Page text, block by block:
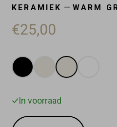
KERAMIEK — WARM
€25,00
In voorraad
Hoeveelheid